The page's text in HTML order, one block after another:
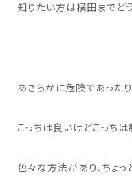
知りたい方は横田までど
あきらかに危険であった
こっちは良いけどこっち
色々な方法があり、ちょ